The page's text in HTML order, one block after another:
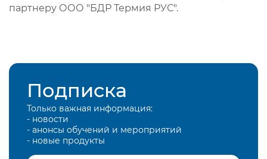
партнеру ООО "БДР Термия РУС".
Подписка
Только важная информация:
- новости
- анонсы обучений и мероприятий
- новые продукты